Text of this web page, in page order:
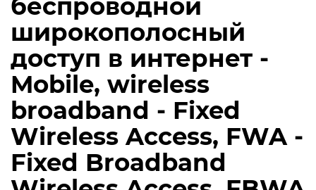
беспроводной
широкополосный
доступ в интернет -
Mobile, wireless
broadband - Fixed
Wireless Access, FWA -
Fixed Broadband